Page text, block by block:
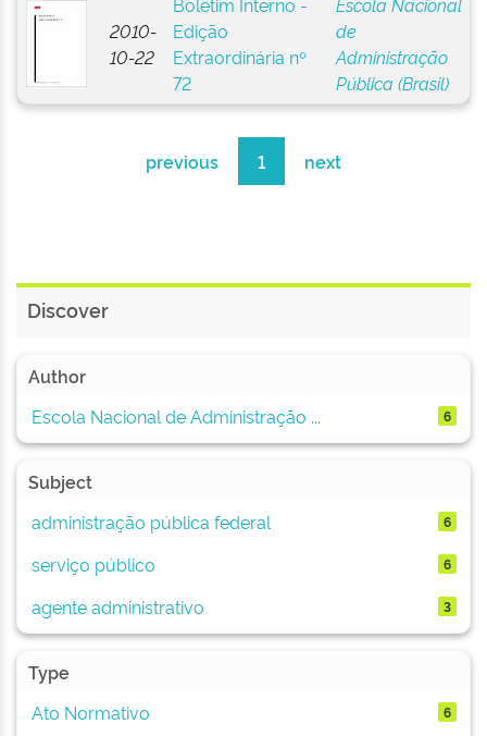
2010-
10-22
Edição
Extraordinária nº
72
de
Administração
Pública (Brasil)
previous 1 next
Discover
Author
Escola Nacional de Administração ...
6
Subject
administração pública federal
6
serviço público 6
agente administrativo 3
Type
Ato Normativo
6